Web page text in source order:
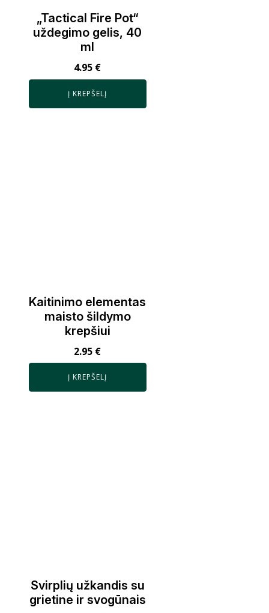
„Tactical Fire Pot“
uždegimo gelis, 40
ml
4.95 €
Į KREPŠELĮ
Kaitinimo elementas
maisto šildymo
krepšiui
2.95 €
Į KREPŠELĮ
Svirplių užkandis su
grietine ir svogūnais